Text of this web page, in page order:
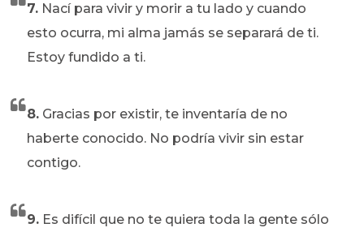
7. Nací para vivir y morir a tu lado y cuando
esto ocurra, mi alma jamás se separará de ti.
Estoy fundido a ti.
8. Gracias por existir, te inventaría de no
haberte conocido. No podría vivir sin estar
contigo.
9. Es difícil que no te quiera toda la gente sólo